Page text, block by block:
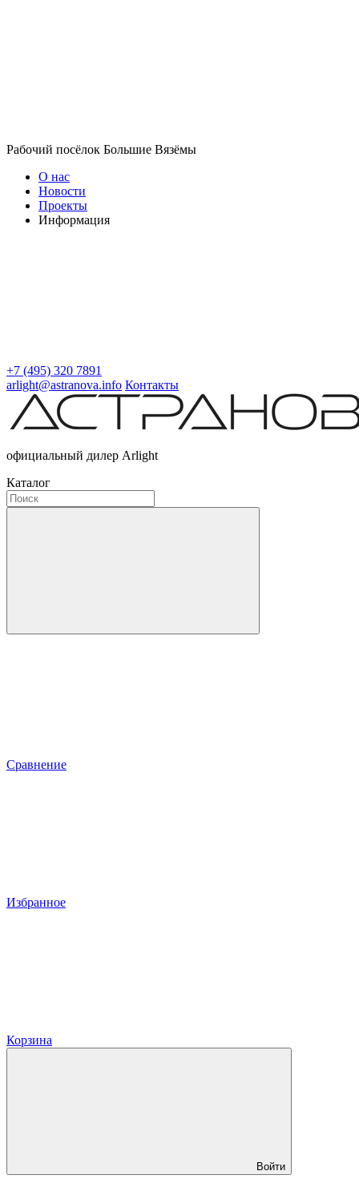
Рабочий посёлок Большие Вязёмы
О нас
Новости
Проекты
Информация
+7 (495) 320 7891
arlight@astranova.info Контакты
официальный дилер Arlight
Каталог
Сравнение
Избранное
Корзина
Войти